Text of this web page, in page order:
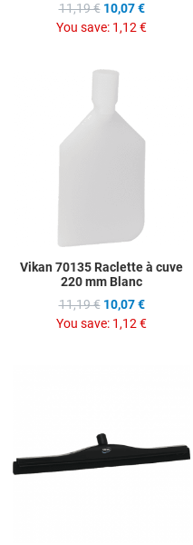
11,19 € 10,07 €
You save: 1,12 €
Vikan 70135 Raclette à cuve
220 mm Blanc
11,19 € 10,07 €
You save: 1,12 €